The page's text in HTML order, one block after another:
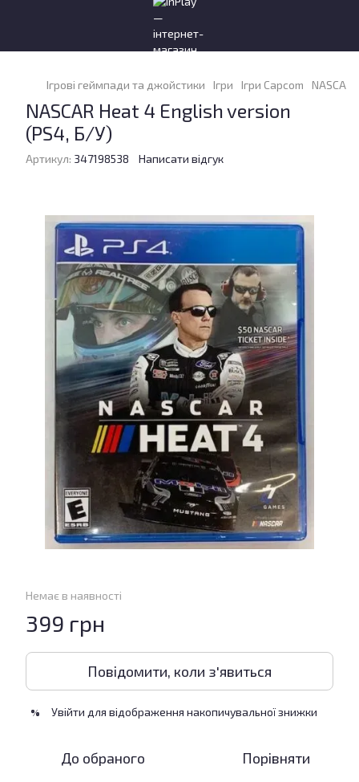
Ігрові геймпади та джойстики Ігри Ігри Capcom
NASCAR Heat 4 English version
(PS4, Б/У)
Артикул: 347198538 Написати відгук
Немає в наявності
399 грн
Повідомити, коли з'явиться
% Увійти для відображення накопичувальної знижки
До обраного Порівняти